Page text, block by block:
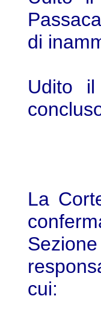
di
Udito
La
cui: